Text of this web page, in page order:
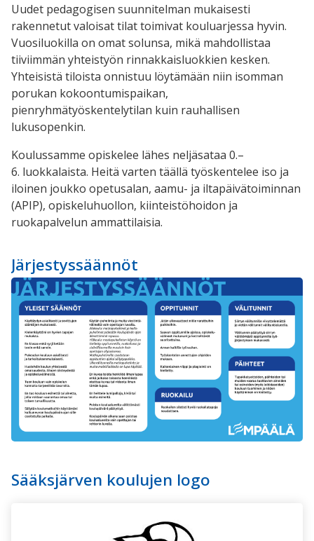
Uudet pedagogisen suunnitelman mukaisesti
rakennetut valoisat tilat toimivat kouluarjessa hyvin.
Vuosiluokilla on omat solunsa, mikä mahdollistaa
tiiviimmän yhteistyön rinnakkaisluokkien kesken.
Yhteisistä tiloista onnistuu löytämään niin isomman
porukan kokoontumispaikan,
pienryhmätyöskentelytilan kuin rauhallisen
lukusopenkin.
Koulussamme opiskelee lähes neljäsataa 0.–
6. luokkalaista. Heitä varten täällä työskentelee iso ja
iloinen joukko opetusalan, aamu- ja iltapäivätoiminnan
(APIP), opiskeluhuollon, kiinteistöhoidon ja
ruokapalvelun ammattilaisia.
Järjestyssäännöt
Sääksjärven koulujen logo